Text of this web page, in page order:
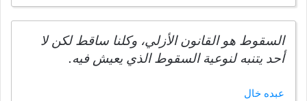
السقوط هو القانون الأزلي، وكلنا ساقط لكن لا
أحد يتنبه لنوعية السقوط الذي يعيش فيه.
عبده خال